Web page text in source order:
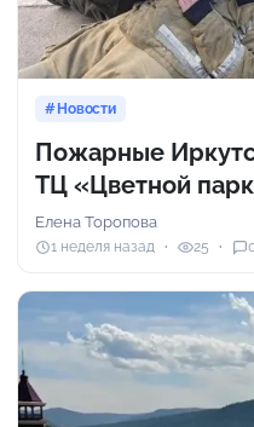
Новости
Пожарные
ТЦ «Цветной
Елена Торопова
1 неделя назад 25